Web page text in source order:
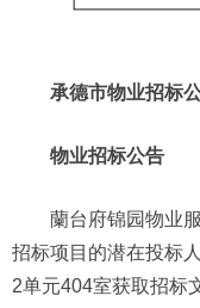
承德市物业招标
物业招标公告
蘭台府锦园物业
招标项目的潜在投标
2单元404室获取招标